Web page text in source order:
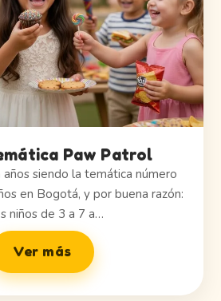
Paw Patrol
siendo la temática número
en Bogotá, y por buena razón:
niños de 3 a 7 a…
Ver más